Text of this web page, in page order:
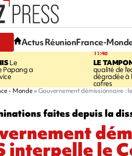
Actus RéunionFrance-
Le
Papang a
11:48
LE
qualité de
dégradée à
cafres
- Monde Gouvernement démissionnaire :
faites depuis la
interpelle le